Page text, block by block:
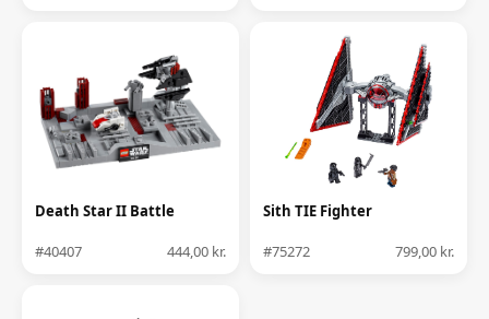
Death Star II Battle
#40407 444,00 kr.
Sith TIE Fighter
#75272 799,00 kr.